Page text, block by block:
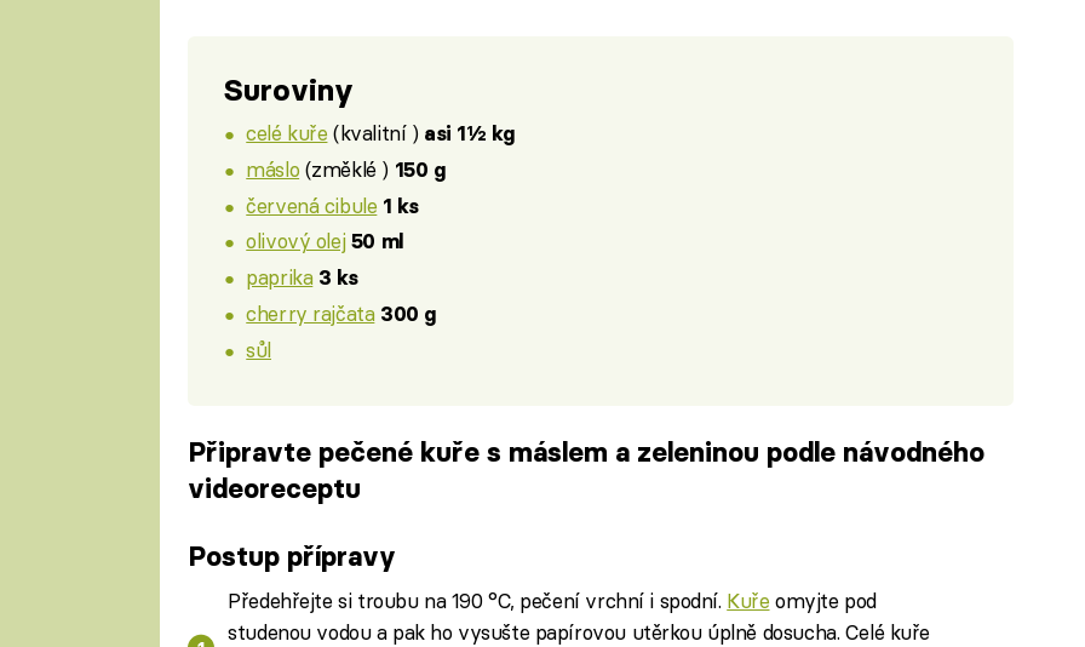
Suroviny
celé kuře (kvalitní ) asi 1½ kg
máslo (změklé ) 150 g
červená cibule 1 ks
olivový olej 50 ml
paprika 3 ks
cherry rajčata 300 g
sůl
Připravte pečené kuře s máslem a zeleninou podle návodného
videoreceptu
Postup přípravy
Předehřejte si troubu na 190 °C, pečení vrchní i spodní. Kuřeomyjte pod
studenou vodou a pak ho vysušte papírovou utěrkou úplně dosucha. Celé kuře